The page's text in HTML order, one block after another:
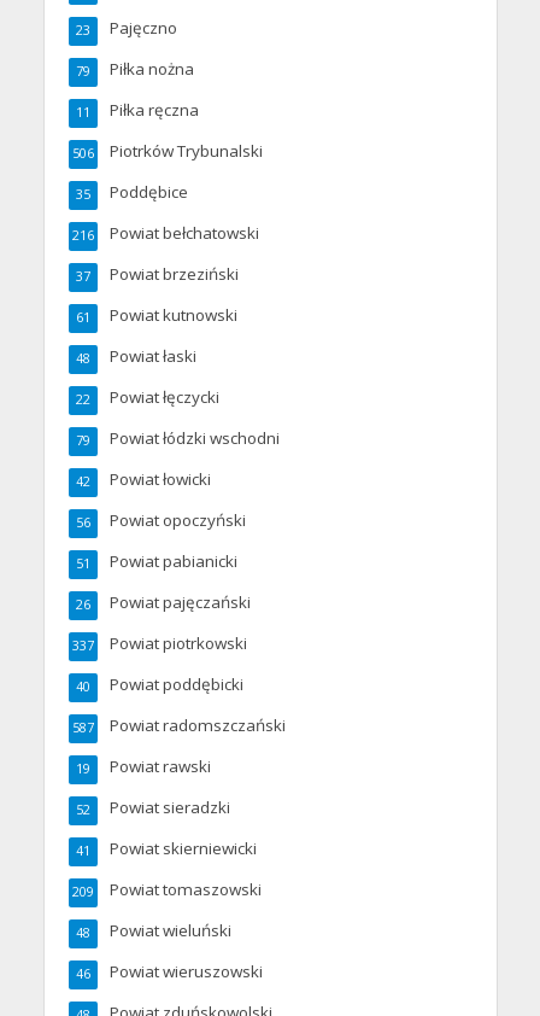
Pajęczno
23
Piłka nożna
79
Piłka ręczna
11
Piotrków Trybunalski
506
Poddębice
35
Powiat bełchatowski
216
Powiat brzeziński
37
Powiat kutnowski
61
Powiat łaski
48
Powiat łęczycki
22
Powiat łódzki wschodni
79
Powiat łowicki
42
Powiat opoczyński
56
Powiat pabianicki
51
Powiat pajęczański
26
Powiat piotrkowski
337
Powiat poddębicki
40
Powiat radomszczański
587
Powiat rawski
19
Powiat sieradzki
52
Powiat skierniewicki
41
Powiat tomaszowski
209
Powiat wieluński
48
Powiat wieruszowski
46